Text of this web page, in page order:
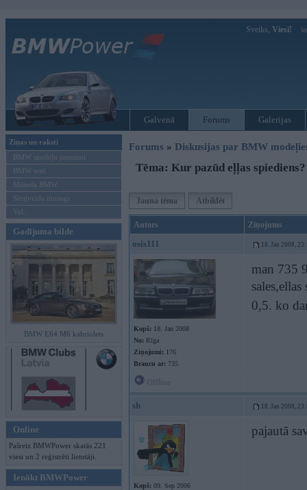
Sveiks, Viesi!
Galvenā Forums Galerijas
Ziņas un raksti
BMW modeļu jaunumi
BMW testi
Mēneša BMW
Sērijveida tūnings
Vel...
Gadījuma bilde
BMW E64 M6 kabriolets
Online
Pašreiz BMWPower skatās 221
viesi un 2 reģistrēti lietotāji.
Ienākt BMWPower
Forums » Diskusijas par BMW
Tēma: Kur pazūd eļļas spiediens?
Jauna tēma Atbildēt
Autors Ziņojums
osis111 18. Jan 2008,
Kopš: 18. Jan 2008
No: Rīga
Ziņojumi: 176
Braucu ar: 735
man 735
0,5. ko
sh 18. Jan 2008,
Kopš: 09. Sep 2006
pajautā